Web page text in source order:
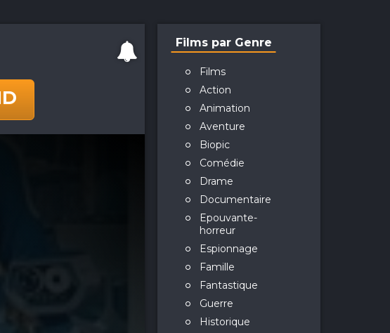
Films par Genre
Films
Action
Animation
Aventure
Biopic
Comédie
Drame
Documentaire
Epouvante-
horreur
Espionnage
Famille
Fantastique
Guerre
Historique